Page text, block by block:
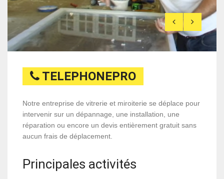
TELEPHONEPRO
Notre entreprise de vitrerie et miroiterie se déplace pour
intervenir sur un dépannage, une installation, une
réparation ou encore un devis entièrement gratuit sans
aucun frais de déplacement.
Principales activités